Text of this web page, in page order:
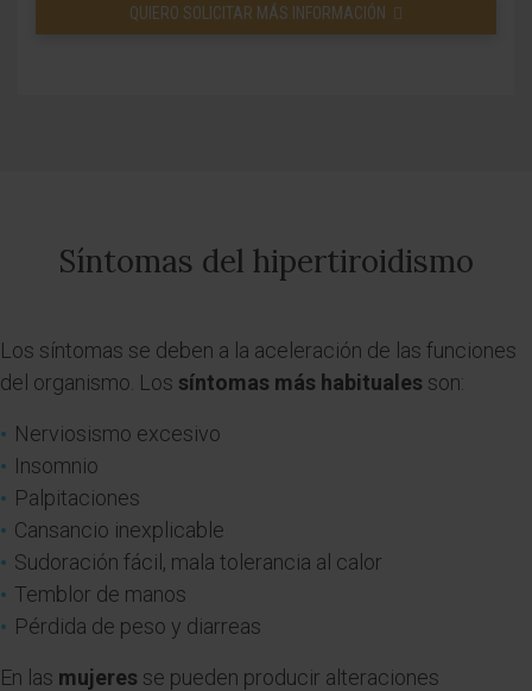
QUIERO SOLICITAR MÁS INFORMACIÓN
Síntomas del hipertiroidismo
Los síntomas se deben a la aceleración de las funciones
del organismo. Los síntomas más habituales son:
Nerviosismo excesivo
Insomnio
Palpitaciones
Cansancio inexplicable
Sudoración fácil, mala tolerancia al calor
Temblor de manos
Pérdida de peso y diarreas
En las mujeres se pueden producir alteraciones